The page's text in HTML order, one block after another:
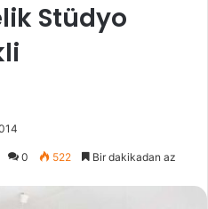
Stüdyo
0 522 Bir dakikadan az